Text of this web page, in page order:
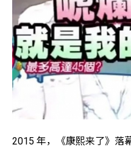
2015 年，《康熙来了》落